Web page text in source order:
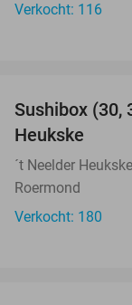
Verkocht: 116
Sushibox (30,
Heukske
´t Neelder Heukske
Roermond
Verkocht: 180